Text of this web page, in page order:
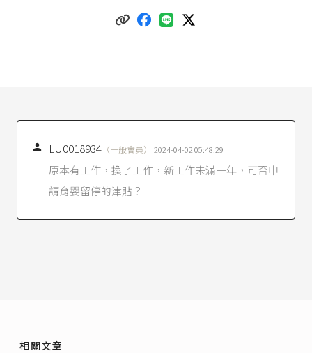
性別工作平等法第16條 第1項：「受僱者任職滿六
育嬰留職停薪實施辦法第2條第1項：「受僱者申
出。」
勞動部勞動條4字第1040130693號令釋（2015/4/2
7）。
險給付之請領條件如下：……四、育嬰留職停薪
最長發給六個月。」
 LU0018934 （一般會員） 2024-04-02 05:48:29
原本有工作，換了工作，新工作未滿一年，可否申
請育嬰留停的津貼？
相關文章